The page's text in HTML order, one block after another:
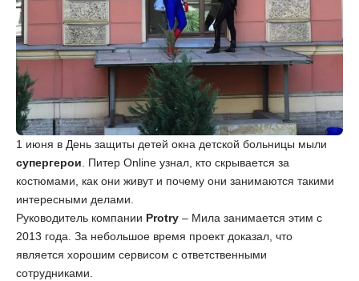
1 июня в День защиты детей окна детской больницы мыли
супергерои . Питер Online узнал, кто скрывается за
костюмами, как они живут и почему они занимаются такими
интересными делами.
Руководитель компании Protry – Мила занимается этим с
2013 года. За небольшое время проект доказал, что
является хорошим сервисом с ответственными
сотрудниками.